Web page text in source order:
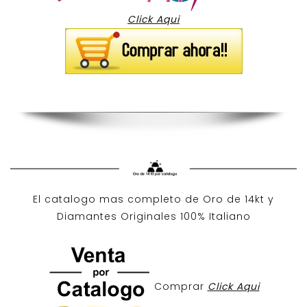
Click Aqui
El catalogo mas completo de Oro de 14kt y
Diamantes Originales 100% Italiano
Comprar Click Aqui